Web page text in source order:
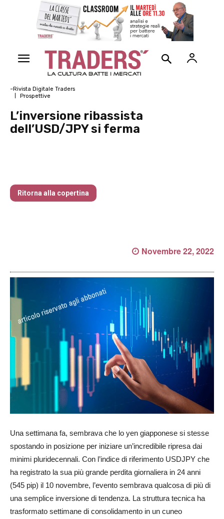
~Rivista Digitale Traders
Prospettive
L’inversione ribassista
dell’USD/JPY si ferma
Ritorna alla copertina
Novembre 22, 2022
Una settimana fa, sembrava che lo yen giapponese si stesse
spostando in posizione per iniziare un’incredibile ripresa dai
minimi pluridecennali. Con l’indice di riferimento USDJPY che
ha registrato la sua più grande perdita giornaliera in 24 anni
(545 pip) il 10 novembre, l’evento sembrava qualcosa di più di
una semplice inversione di tendenza. La struttura tecnica ha
trasformato settimane di consolidamento in un cuneo